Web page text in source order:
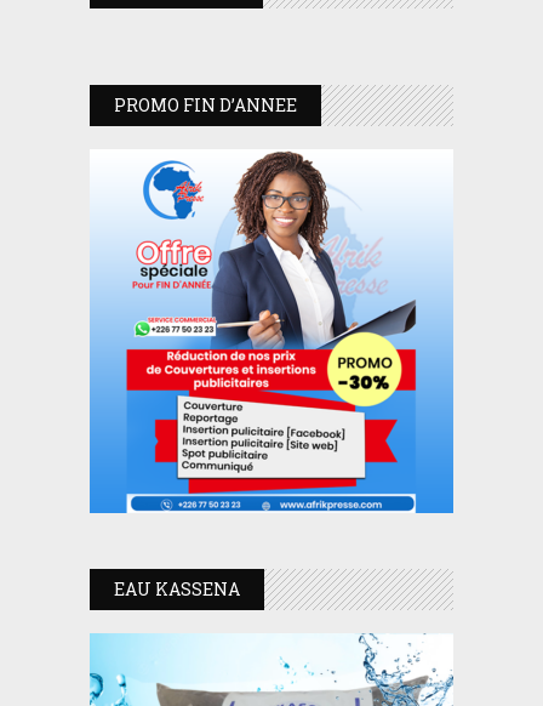
PROMO FIN D’ANNEE
EAU KASSENA